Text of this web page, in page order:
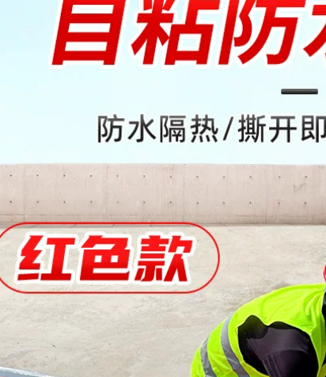
rò rỉ băng keo
chống thấm sotun
Băng keo chống
thấm vá các chỗ rò
rỉ, miếng dán chống
dột chắc chắn, ngói
thép màu tự dính
butyl, vật liệu lợp
mái, lá nhôm, nhựa
đường xi măng,
chống thấm dột,
nhà chống mưa,
tấm sắt, các mối nối,
góc có độ dẻo cao,
và cao chịu nhiệt độ
Băng keo ngăn rò rỉ
chắc chắn trên mái
Băng keo sửa chữa
nước Băng keo lá
liệu chống thấm tự
chống nhiệt độ cao
Băng keo xi măng lại
Băng keo butyl băng
dính 3m chống nước
186,000
Vật liệu chống thấm
và rò rỉ mái băng
keo chống thấm
màu đen
191,000
Băng keo không